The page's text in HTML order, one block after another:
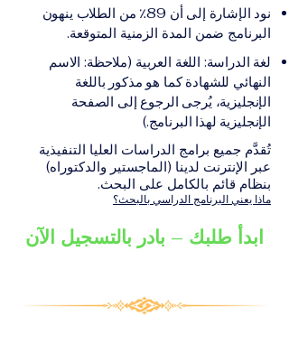
الإلكترونيقد يُطلب تقديم
مستندات إضافية حسب
البرنامج والمؤسسة التعليمية
الأكاديمية المناسبة للبرنامج،
والتي تصدر عن المؤسسة
التعليمية المسؤولة عن تقديم
البرنامج ضمن شبكة VBNN
Smart Education Group.
نود الإشارة إلى أن 89٪ من الطلاب ينهون
البرنامج ضمن المدة الزمنية المتوقعة.
لغة الدراسة: اللغة العربية (ملاحظة: الاسم
النهائي للشهادة كما هو مذكور باللغة
الإنجليزية، يُرجى الرجوع إلى الصفحة
الإنجليزية لهذا البرنامج.)
تُقدَّم جميع برامج الدراسات العليا التنفيذية
عبر الإنترنت لدينا (الماجستير والدكتوراه)
بنظام قائم بالكامل على البحث.
ماذا يعني البرنامج الدراسي بالبحث؟
ابدأ طلبك – بادر بالتسجيل الآن